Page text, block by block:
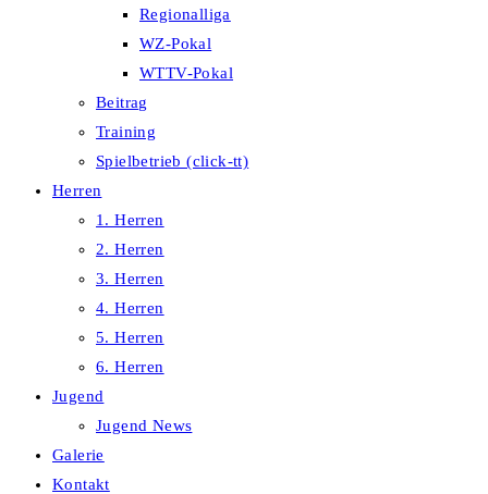
Regionalliga
WZ-Pokal
WTTV-Pokal
Beitrag
Training
Spielbetrieb (click-tt)
Herren
1. Herren
2. Herren
3. Herren
4. Herren
5. Herren
6. Herren
Jugend
Jugend News
Galerie
Kontakt